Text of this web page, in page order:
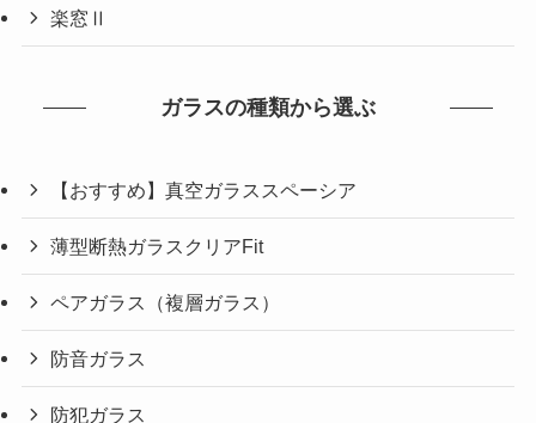
楽窓Ⅱ
ガラスの種類から選ぶ
【おすすめ】真空ガラススペーシア
薄型断熱ガラスクリアFit
ペアガラス（複層ガラス）
防音ガラス
防犯ガラス